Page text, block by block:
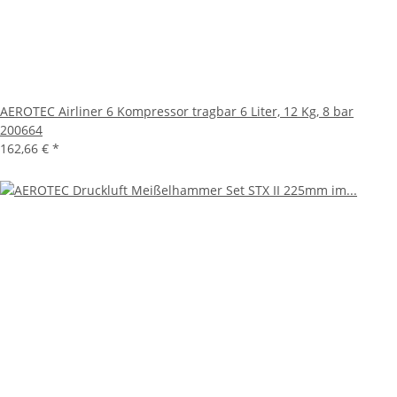
AEROTEC Airliner 6 Kompressor tragbar 6 Liter, 12 Kg, 8 bar
200664
162,66 € *